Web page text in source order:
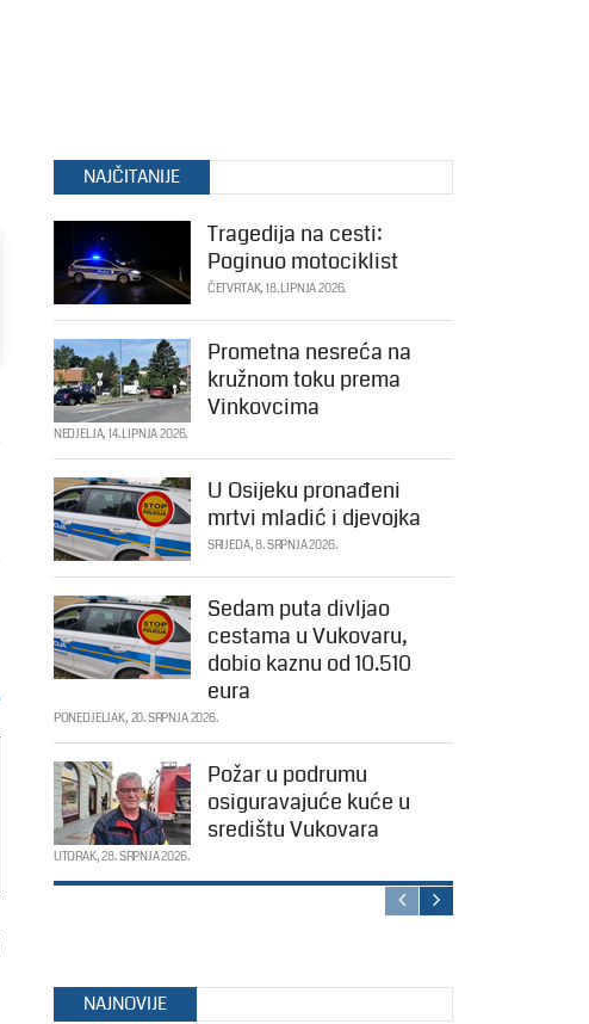
NAJČITANIJE
Tragedija na cesti:
Poginuo motociklist
ČETVRTAK, 18. LIPNJA 2026.
Prometna nesreća na
kružnom toku prema
Vinkovcima
NEDJELJA, 14. LIPNJA 2026.
U Osijeku pronađeni
mrtvi mladić i djevojka
SRIJEDA, 8. SRPNJA 2026.
Sedam puta divljao
cestama u Vukovaru,
dobio kaznu od 10.510
eura
PONEDJELJAK, 20. SRPNJA 2026.
Požar u podrumu
osiguravajuće kuće u
središtu Vukovara
UTORAK, 28. SRPNJA 2026.
NAJNOVIJE